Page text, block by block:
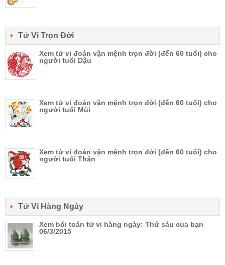
Tử Vi Trọn Đời
Xem tử vi đoán vận mệnh trọn đời (đến 60 tuổi) cho
người tuổi Dậu
Xem tử vi đoán vận mệnh trọn đời (đến 60 tuổi) cho
người tuổi Mùi
Xem tử vi đoán vận mệnh trọn đời (đến 60 tuổi) cho
người tuổi Thân
Tử Vi Hàng Ngày
Xem bói toán tử vi hàng ngày: Thứ sáu của bạn
06/3/2015